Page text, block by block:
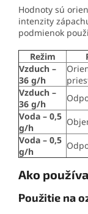
Hodnoty sú
intenzity
podmienok
Režim
Vzduch –
36 g/h
Vzduch –
36 g/h
Voda – 0,5
g/h
Voda – 0,5
g/h
Ako
Použitie na